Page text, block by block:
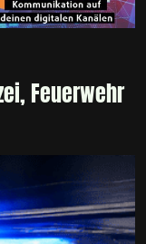
Feuerwehr